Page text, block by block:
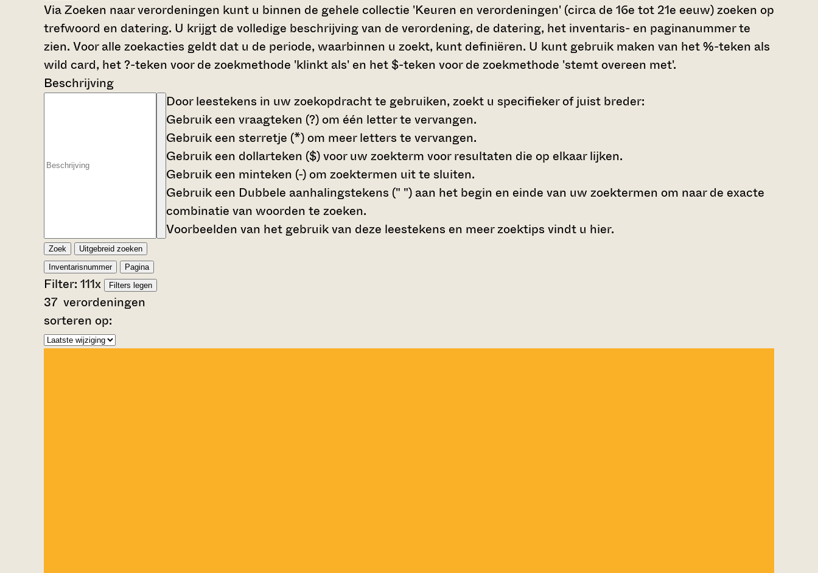
Via Zoeken naar verordeningen kunt u binnen de gehele collectie 'Keuren en verordeningen' (circa de 16e tot 21e eeuw) zoeken op
trefwoord en datering. U krijgt de volledige beschrijving van de verordening, de datering, het inventaris- en paginanummer te
zien. Voor alle zoekacties geldt dat u de periode, waarbinnen u zoekt, kunt definiëren. U kunt gebruik maken van het %-teken als
wild card, het ?-teken voor de zoekmethode 'klinkt als' en het $-teken voor de zoekmethode 'stemt overeen met'.
Beschrijving
Door leestekens in uw zoekopdracht te gebruiken, zoekt u specifieker of juist breder:
Gebruik een vraagteken (?) om één letter te vervangen.
Gebruik een sterretje (*) om meer letters te vervangen.
Gebruik een dollarteken ($)voor uw zoekterm voor resultaten die op elkaar lijken.
Gebruik een minteken (-) om zoektermen uit te sluiten.
Gebruik een Dubbele aanhalingstekens (" ") aan het begin en einde van uw zoektermen om naar de exacte
combinatie van woorden te zoeken.
Voorbeelden van het gebruik van deze leestekens en meer zoektips vindt u hier.
Zoek
Uitgebreid zoeken
Inventarisnummer
Pagina
Filter: 111x Filters legen
37 verordeningen
sorteren op: